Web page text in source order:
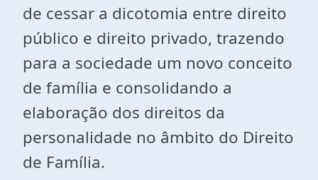
de cessar a dicotomia entre direito
público e direito privado, trazendo
para a sociedade um novo conceito
de família e consolidando a
elaboração dos direitos da
personalidade no âmbito do Direito
de Família.